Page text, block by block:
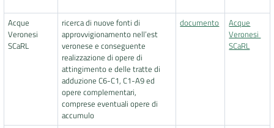
Acque
Veronesi
SCaRL
ricerca di nuove fonti di
approvvigionamento nell’est
veronese e conseguente
realizzazione di opere di
attingimento e delle tratte di
adduzione C6-C1, C1-A9 ed
opere complementari,
comprese eventuali opere di
accumulo
documento
Acque
Veronesi
SCaRL